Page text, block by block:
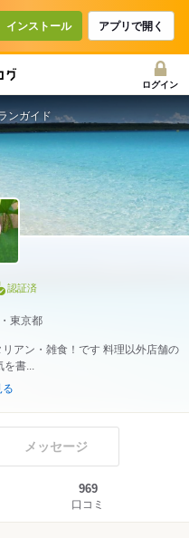
インストール アプリで開く
ログイン
認証済
東京都
アン・雑食！です 料理以外店舗の
書...
る
ンガイド
メッセージ
969
口コミ